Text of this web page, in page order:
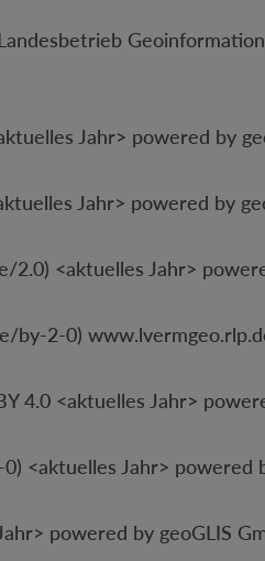
Jahr> powered by
Jahr> powered by
<aktuelles Jahr>
by-2-0)
4.0 <aktuelles Jahr>
<aktuelles Jahr> powered
powered by geoGLIS